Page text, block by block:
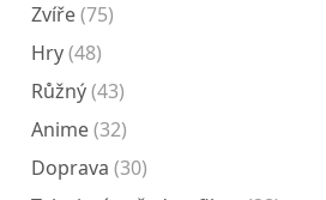
Zvíře(75)
Hry(48)
Růžný(43)
Anime(32)
Doprava (30)